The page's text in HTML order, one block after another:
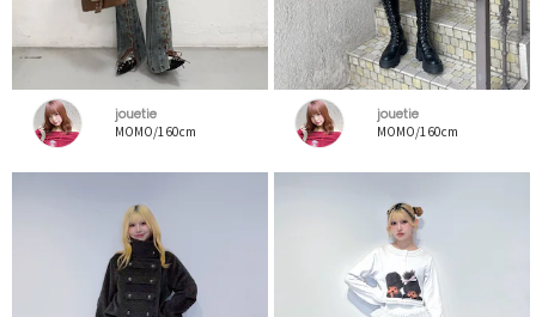
jouetie
MOMO/160cm
jouetie
MOMO/160cm